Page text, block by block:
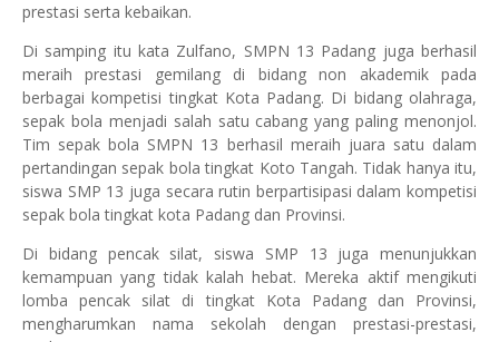
prestasi serta kebaikan.
Di samping itu kata Zulfano, SMPN 13 Padang juga berhasil
meraih prestasi gemilang di bidang non akademik pada
berbagai kompetisi tingkat Kota Padang. Di bidang olahraga,
sepak bola menjadi salah satu cabang yang paling menonjol.
Tim sepak bola SMPN 13 berhasil meraih juara satu dalam
pertandingan sepak bola tingkat Koto Tangah. Tidak hanya itu,
siswa SMP 13 juga secara rutin berpartisipasi dalam kompetisi
sepak bola tingkat kota Padang dan Provinsi.
Di bidang pencak silat, siswa SMP 13 juga menunjukkan
kemampuan yang tidak kalah hebat. Mereka aktif mengikuti
lomba pencak silat di tingkat Kota Padang dan Provinsi,
mengharumkan nama sekolah dengan prestasi-prestasi,